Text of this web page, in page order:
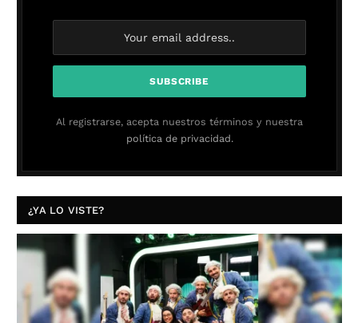
Al registrarse, acepta nuestros términos y nuestra
política de privacidad.
¿YA LO VISTE?